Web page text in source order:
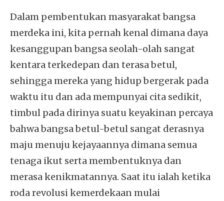
Dalam pembentukan masyarakat bangsa
merdeka ini, kita pernah kenal dimana daya
kesanggupan bangsa seolah-olah sangat
kentara terkedepan dan terasa betul,
sehingga mereka yang hidup bergerak pada
waktu itu dan ada mempunyai cita sedikit,
timbul pada dirinya suatu keyakinan percaya
bahwa bangsa betul-betul sangat derasnya
maju menuju kejayaannya dimana semua
tenaga ikut serta membentuknya dan
merasa kenikmatannya. Saat itu ialah ketika
roda revolusi kemerdekaan mulai